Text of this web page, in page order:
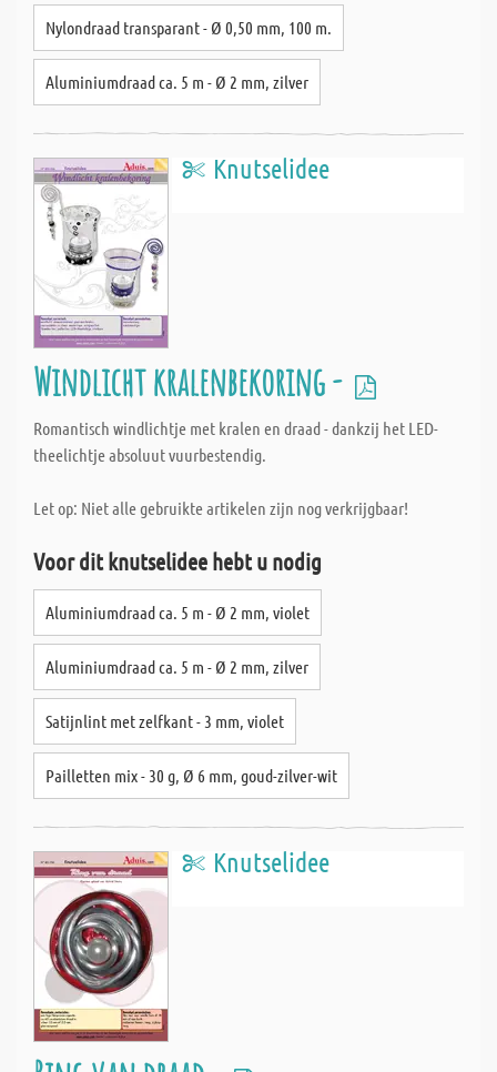
Nylondraad transparant - Ø 0,50 mm, 100 m.
Aluminiumdraad ca. 5 m - Ø 2 mm, zilver
Knutselidee
Windlicht kralenbekoring -
Romantisch windlichtje met kralen en draad - dankzij het LED-
theelichtje absoluut vuurbestendig.
Let op: Niet alle gebruikte artikelen zijn nog verkrijgbaar!
Voor dit knutselidee hebt u nodig
Aluminiumdraad ca. 5 m - Ø 2 mm, violet
Aluminiumdraad ca. 5 m - Ø 2 mm, zilver
Satijnlint met zelfkant - 3 mm, violet
Pailletten mix - 30 g, Ø 6 mm, goud-zilver-wit
Knutselidee